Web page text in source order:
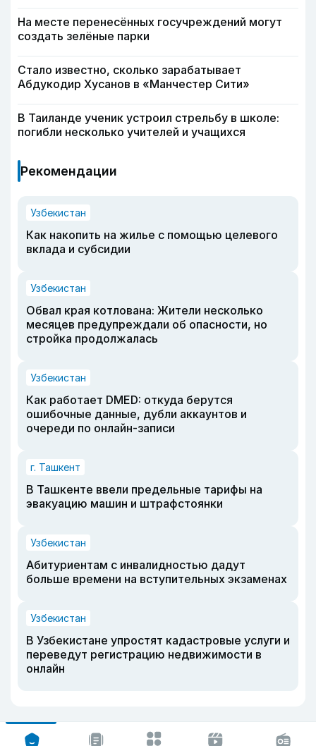
На месте перенесённых госучреждений могут
создать зелёные парки
Стало известно, сколько зарабатывает
Абдукодир Хусанов в «Манчестер Сити»
В Таиланде ученик устроил стрельбу в школе:
погибли несколько учителей и учащихся
Рекомендации
Узбекистан
Как накопить на жилье с помощью целевого
вклада и субсидии
Узбекистан
Обвал края котлована: Жители несколько
месяцев предупреждали об опасности, но
стройка продолжалась
Узбекистан
Как работает DMED: откуда берутся
ошибочные данные, дубли аккаунтов и
очереди по онлайн-записи
г. Ташкент
В Ташкенте ввели предельные тарифы на
эвакуацию машин и штрафстоянки
Узбекистан
Абитуриентам с инвалидностью дадут
больше времени на вступительных экзаменах
Узбекистан
В Узбекистане упростят кадастровые услуги и
переведут регистрацию недвижимости в
онлайн